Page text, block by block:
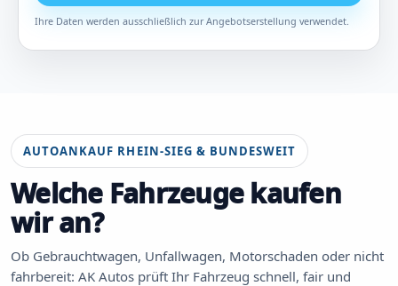
Ihre Daten werden ausschließlich zur Angebotserstellung verwendet.
AUTOANKAUF RHEIN-SIEG & BUNDESWEIT
Welche Fahrzeuge kaufen
wir an?
Ob Gebrauchtwagen, Unfallwagen, Motorschaden oder nicht
fahrbereit: AK Autos prüft Ihr Fahrzeug schnell, fair und